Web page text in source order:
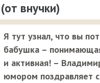
внучки)
Я тут узнал, что вы
бабушка –
и активная! –
юмором поздравляет